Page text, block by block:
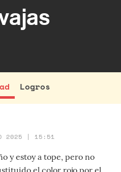
Logros
2025 | 15:51
y estoy a tope, pero no
el color rojo por el